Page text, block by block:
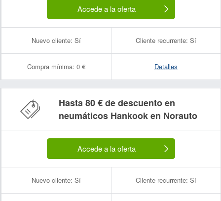
Accede a la oferta
Nuevo cliente: Sí Cliente recurrente: Sí
Compra mínima: 0 € Detalles
Hasta 80 € de descuento en
neumáticos Hankook en Norauto
Accede a la oferta
Nuevo cliente: Sí Cliente recurrente: Sí